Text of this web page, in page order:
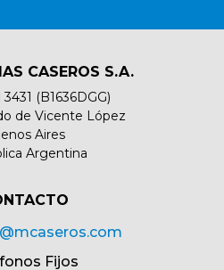
CASEROS S.A.
(B1636DGG)
de Vicente López
Aires
Argentina
Fijos